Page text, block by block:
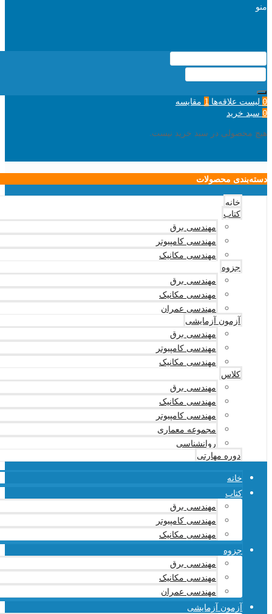
منو
0 لیست علاقه‌ها 1 مقایسه
0 سبد خرید
هیچ محصولی در سبد خرید نیست.
دسته‌بندی محصولات
خانه
کتاب
مهندسی برق
مهندسی کامپیوتر
مهندسی مکانیک
جزوه
مهندسی برق
مهندسی مکانیک
مهندسی عمران
آزمون آزمایشی
مهندسی برق
مهندسی کامپیوتر
مهندسی مکانیک
کلاس
مهندسی برق
مهندسی مکانیک
مهندسی کامپیوتر
مجموعه معماری
روانشناسی
دوره مهارتی
خانه
کتاب
مهندسی برق
مهندسی کامپیوتر
مهندسی مکانیک
جزوه
مهندسی برق
مهندسی مکانیک
مهندسی عمران
آزمون آزمایشی